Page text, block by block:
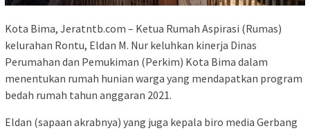
Kota Bima, Jeratntb.com – Ketua Rumah Aspirasi (Rumas)
kelurahan Rontu, Eldan M. Nur keluhkan kinerja Dinas
Perumahan dan Pemukiman (Perkim) Kota Bima dalam
menentukan rumah hunian warga yang mendapatkan program
bedah rumah tahun anggaran 2021.
Eldan (sapaan akrabnya) yang juga kepala biro media Gerbang